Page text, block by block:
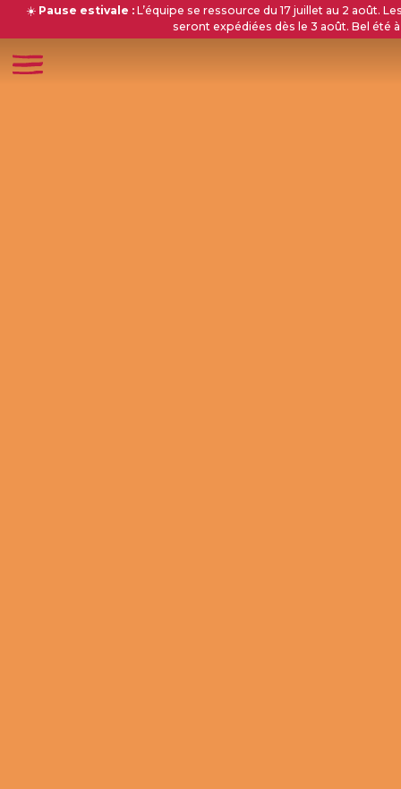
☀️ Pause estivale : L’équipe se ressource du 17 juillet au 2 août.
seront expédiées dès le 3 août. Bel été